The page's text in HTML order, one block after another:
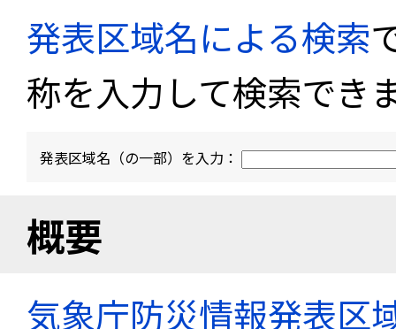
発表区域名による検索
称を入力して検索でき
発表区域名（の一部）を入力：
概要
気象庁防災情報発表区